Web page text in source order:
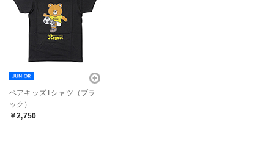
ベアキッズTシャツ（ブラ
ック）
￥2,750